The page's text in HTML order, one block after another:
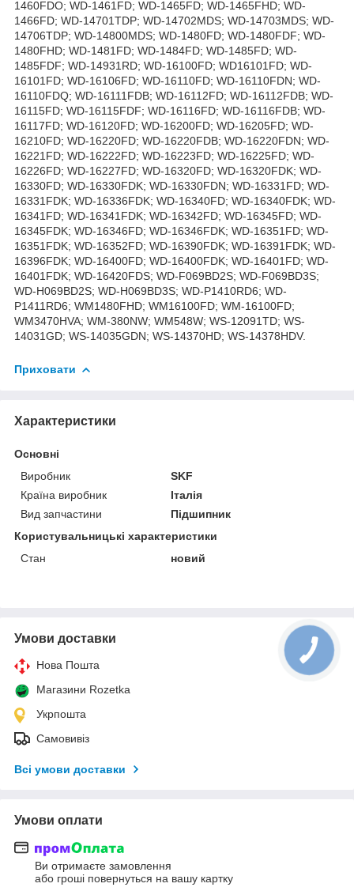
Приховати
Характеристики
Основні
Виробник
SKF
Країна виробник
Італія
Вид запчастини
Підшипник
Користувальницькі характеристики
Стан
новий
Умови доставки
Нова Пошта
Магазини Rozetka
Укрпошта
Самовивіз
Всі умови доставки
Умови оплати
Ви отримаєте замовлення
або гроші повернуться на вашу картку